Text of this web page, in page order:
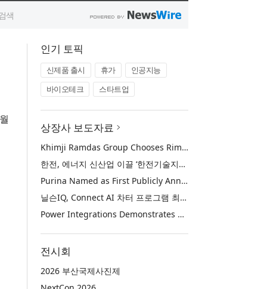
인기 토픽
신제품 출시 휴가
인공지능
바이오테크
스타트업
상장사 보도자료
Khimji Ramdas Group Chooses Rimini Street to Reduce SAP Support Costs, Protect 700+ Customizations and Reinvest Savings in Innovation
한전, 에너지 신산업 이끌 ‘한전기술지주’ 공식 출범
Purina Named as First Publicly Announced NIQ ConnectAI Charter Client
닐슨IQ, Connect AI 차터 프로그램 최초 고객사 ‘퓨리나’ 선정
Power Integrations Demonstrates World’s First 2200 V GaN Technology for Next-Era High-Voltage Power Systems
전시회
2026 부산국제사진제